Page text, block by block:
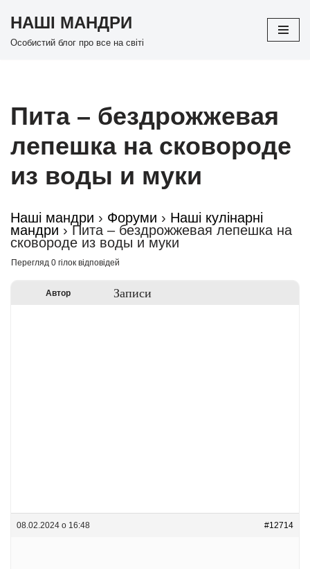
Перейти
НАШІ МАНДРИ
Особистий блог про все на світі
Пита – бездрожжевая
лепешка на сковороде
из воды и муки
Наші мандри › Форуми › Наші кулінарні
мандри › Пита – бездрожжевая лепешка на
сковороде из воды и муки
Перегляд 0 гілок відповідей
Автор Записи
08.02.2024 о 16:48 #12714